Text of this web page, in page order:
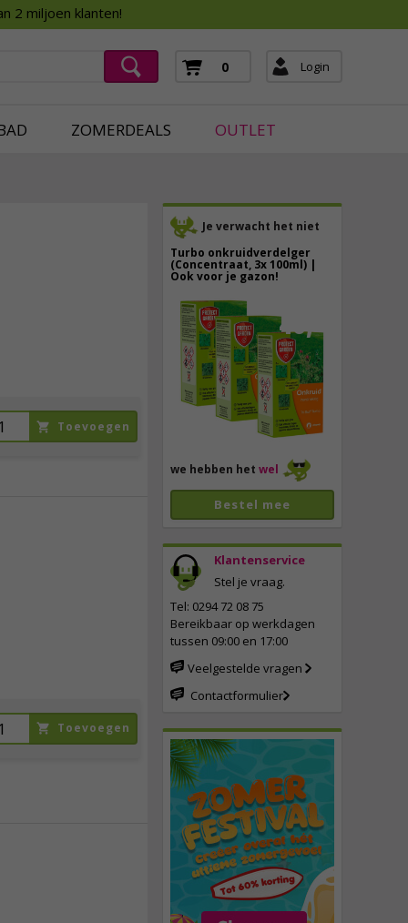
2 miljoen klanten!
0 Login
ZOMERDEALS OUTLET
Je verwacht het niet
Turbo onkruidverdelger
(Concentraat, 3x 100ml) |
Ook voor je gazon!
40,
we hebben het wel
Bestel mee
Klantenservice
Stel je vraag.
Tel: 0294 72 08 75
Bereikbaar op werkdagen
tussen 09:00 en 17:00
Veelgestelde vragen
Contactformulier
Toevoegen
Toevoegen